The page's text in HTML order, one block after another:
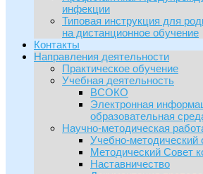
инфекции
Типовая инструкция для
на дистанционное обучение
Контакты
Направления деятельности
Практическое обучение
Учебная деятельность
ВСОКО
Электронная
образовательная
Научно-методическая
Учебно-методический
Методический Совет
Наставничество